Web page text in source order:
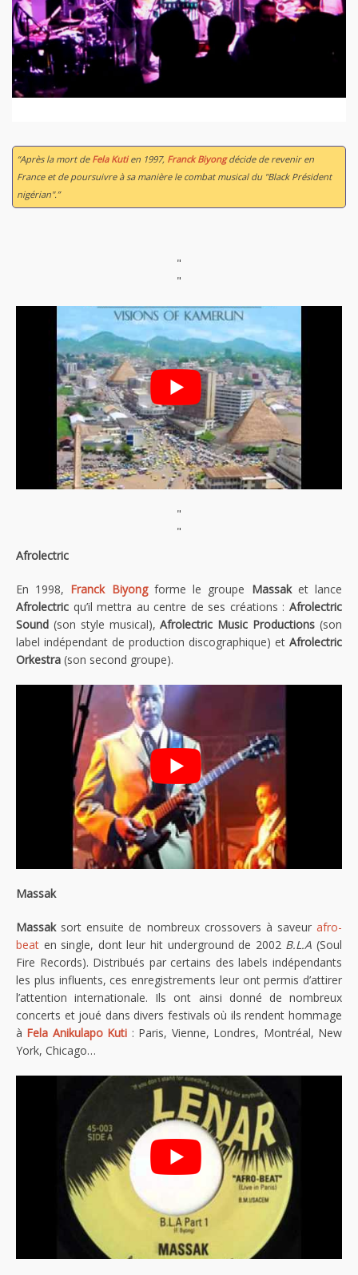
“Après la mort de Fela Kutien 1997, Franck Biyongdécide de revenir en
France et de poursuivre à sa manière le combat musical du "Black Président
nigérian".”
"
"
"
"
Afrolectric
En 1998, Franck Biyongforme le groupe Massaket lance
Afrolectric qu’il mettra au centre de ses créations : Afrolectric
Sound (son style musical),Afrolectric Music Productions (son
label indépendant de production discographique) et Afrolectric
Orkestra (son second groupe).
Massak
Massaksort ensuite de nombreux crossovers à saveur afro-
beat en single, dont leur hit underground de 2002 B.L.A (Soul
Fire Records). Distribués par certains des labels indépendants
les plus influents, ces enregistrements leur ont permis d’attirer
l’attention internationale. Ils ont ainsi donné de nombreux
concerts et joué dans divers festivals où ils rendent hommage
à Fela Anikulapo Kuti : Paris, Vienne, Londres, Montréal, New
York, Chicago…